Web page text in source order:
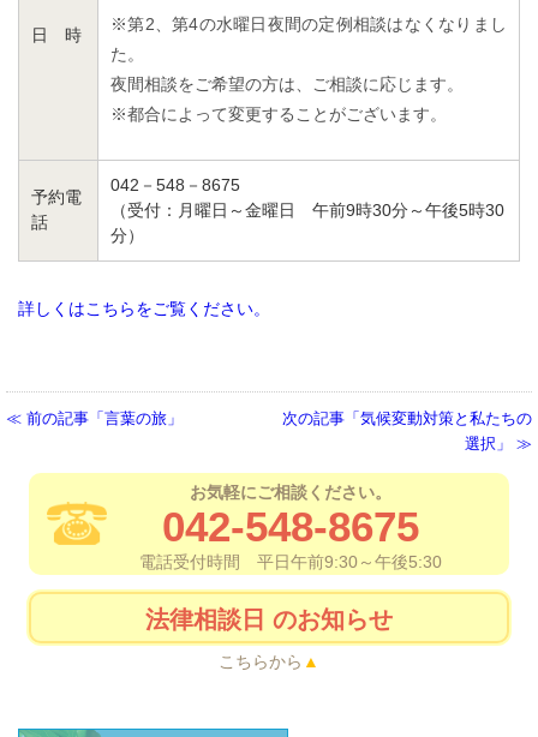
日 時
※第2、第4の水曜日夜間の定例相談はなくなりまし
た。
夜間相談をご希望の方は、ご相談に応じます。
※都合によって変更することがございます。
予約電
話
042－548－8675
（受付：月曜日～金曜日 午前9時30分～午後5時30
分）
詳しくはこちらをご覧ください。
前の記事「言葉の旅」
次の記事「気候変動対策と私たちの
選択」
お気軽にご相談ください。
042-548-8675
電話受付時間 平日午前9:30～午後5:30
法律相談日 のお知らせ
こちらから